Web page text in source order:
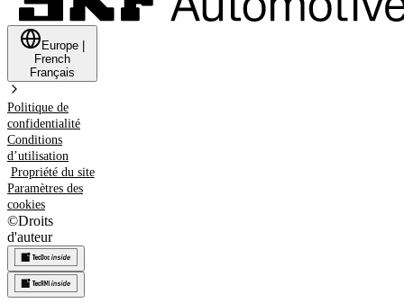
Europe
French
Français
Politique de
confidentialité
Conditions
d’utilisation
Propriété du site
Paramètres des
cookies
©Droits
d'auteur